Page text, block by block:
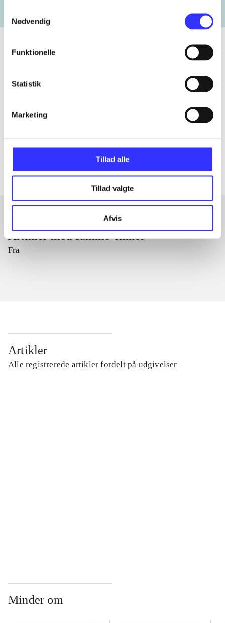
Nødvendig
Funktionelle
Statistik
Marketing
Tillad alle
Tillad valgte
Afvis
Artiklerne ihandler ofte om
Artikler med samme emner
Fra
Artikler
Alle registrerede artikler fordelt på udgivelser
Minder om